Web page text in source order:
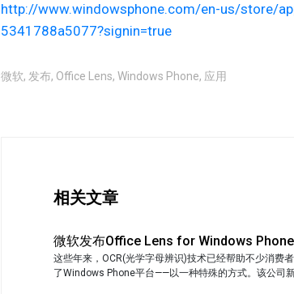
http://www.windowsphone.com/en-us/store/
5341788a5077?signin=true
微软, 发布, Office Lens, Windows Phone, 应用
相关文章
微软发布Office Lens for Windows
这些年来，OCR(光学字母辨识)技术已经帮助不少消费
了Windows Phone平台——以一种特殊的方式。该公司